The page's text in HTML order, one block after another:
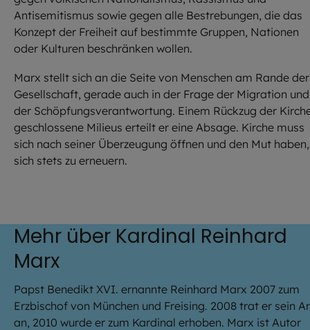
Antisemitismus sowie gegen alle Bestrebungen, die das
Konzept der Freiheit auf bestimmte Gruppen, Nationen
oder Kulturen beschränken wollen.
Marx stellt sich an die Seite von Menschen am Rande der
Gesellschaft, gerade auch in der Frage der Migration und
der Schöpfungsverantwortung. Einem Rückzug der
geschlossene Milieus erteilt er eine Absage. Kirche muss
sich nach seiner Überzeugung öffnen und den Mut haben,
sich stets zu erneuern.
Mehr über Kardinal Reinhard
Marx
Papst Benedikt XVI. ernannte Reinhard Marx 2007 zum
Erzbischof von München und Freising. 2008 trat er sein
an, 2010 wurde er zum Kardinal erhoben. Marx ist Autor